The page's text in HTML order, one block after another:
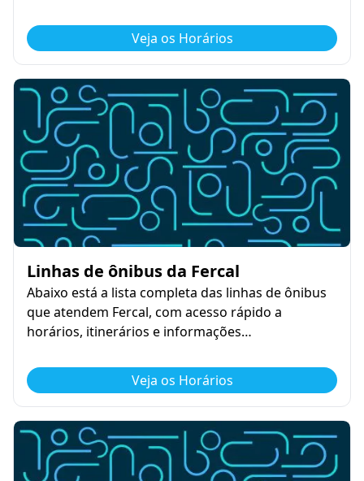
Veja os Horários
Linhas de ônibus da Fercal
Abaixo está a lista completa das linhas de ônibus
que atendem Fercal, com acesso rápido a
horários, itinerários e informações…
Veja os Horários